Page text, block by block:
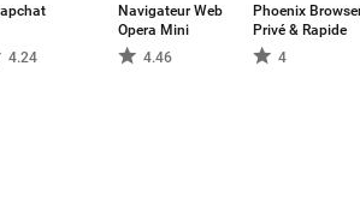
4.24
Navigateur Web
Opera Mini
4.46
Phoenix
Privé & Rapide
4